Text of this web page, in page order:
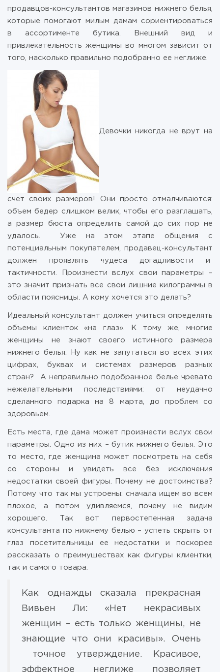
продавцов-консультантов магазинов нижнего белья,
которые помогают милым дамам сориентироваться
в ассортименте бутика. Внешний вид и
привлекательность женщины во многом зависит от
того, насколько правильно подобранно ее неглиже.
Девочки никогда не врут на
счет своих размеров! Они просто отмалчиваются:
объем бедер слишком велик, чтобы его разглашать,
а размер бюста определить самой до сих пор не
удалось. Уже на этом этапе общения с
потенциальным покупателем, продавец-консультант
должен проявлять чудеса догадливости и
тактичности. Произнести вслух свои параметры –
это значит признать все свои лишние килограммы в
области поясницы. А кому хочется это делать?
Идеальный консультант должен учиться определять
объемы клиенток «на глаз». К тому же, многие
женщины не знают своего истинного размера
нижнего белья. Ну как не запутаться во всех этих
цифрах, буквах и системах размеров разных
стран? А неправильно подобранное белье чревато
нежелательными последствиями: от неудачно
сделанного подарка на 8 марта, до проблем со
здоровьем.
Есть места, где дама может произнести вслух свои
параметры. Одно из них – бутик нижнего белья. Это
то место, где женщина может посмотреть на себя
со стороны и увидеть все без исключения
недостатки своей фигуры. Почему не достоинства?
Потому что так мы устроены: сначала ищем во всем
плохое, а потом удивляемся, почему не видим
хорошего. Так вот первостепенная задача
консультанта по нижнему белью – успеть скрыть от
глаз посетительницы ее недостатки и поскорее
рассказать о преимуществах как фигуры клиентки,
так и самого товара.
Как однажды сказала прекрасная
Вивьен Ли: «Нет некрасивых
женщин – есть только женщины, не
знающие что они красивы». Очень
точное утверждение. Красивое,
эффектное неглиже позволяет